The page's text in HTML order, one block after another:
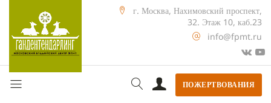
г. Москва, Нахимовский проспект,
32. Этаж 10, каб.23
info@fpmt.ru
ПОЖЕРТВОВАНИЯ